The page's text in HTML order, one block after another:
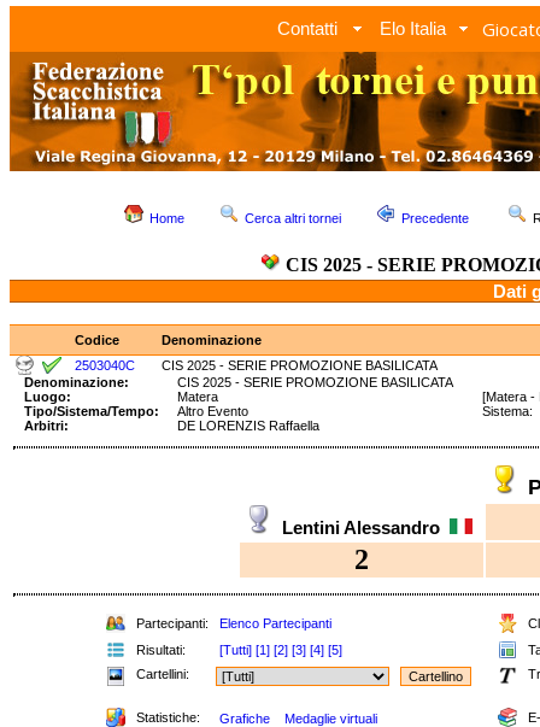
Contatti Elo Italia
Home Cerca altri tornei Precedente
CIS 2025 - SERIE
Dati
Codice
Denominazione
2503040C
CIS 2025 - SERIE PROMOZIONE BASILICATA
Denominazione:
CIS 2025 - SERIE PROMOZIONE BASILICATA
Luogo:
Matera
[Matera -
Tipo/Sistema/Tempo:
Altro Evento
Arbitri:
DE LORENZIS Raffaella
Lentini Alessandro
2
Partecipanti: Elenco Partecipanti
Risultati:
[Tutti] [1] [2] [3] [4] [5]
Cartellini:
Statistiche: Grafiche Medaglie virtuali